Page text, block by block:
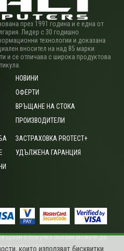
през 1991 година и е една от
Лидер с 30 годишно
технологии и доказана
вносител на над 85 марки
и се отличава с широка продуктова
НОВИНИ
ОФЕРТИ
ВРЪЩАНЕ НА СТОКА
ПРОИЗВОДИТЕЛИ
ЗАСТРАХОВКА PROTECT+
УДЪЛЖЕНА ГАРАНЦИЯ
с покупка онлайн можете да
сайтаОРС.
които използват бисквитки.